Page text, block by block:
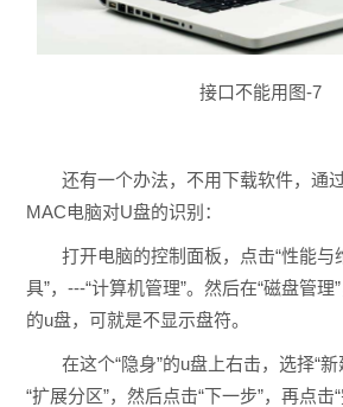
接口不能用图-7
还有一个办法，不用下载软件，通
MAC电脑对U盘的识别：
打开电脑的控制面板，点击“性能与
具”，---“计算机管理”。然后在“磁盘管理
的u盘，可就是不显示盘符。
在这个“隐身”的u盘上右击，选择“
“扩展分区”，然后点击“下一步”，再点击“